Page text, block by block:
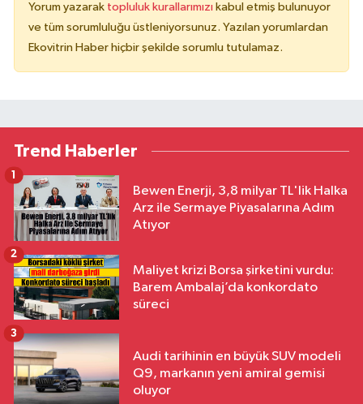
Yorum yazarak topluluk kurallarımızı kabul etmiş bulunuyor
ve tüm sorumluluğu üstleniyorsunuz. Yazılan yorumlardan
Ekovitrin Haber hiçbir şekilde sorumlu tutulamaz.
Trend Haberler
Bewen Enerji, 3,8 milyar TL'lik Halka
Arz ile Sermaye Piyasalarına Adım
Atıyor
1
Maliyet krizi Borsa şirketini vurdu:
Barem Ambalaj’da konkordato
süreci
2
Audi tarihinin en büyük SUV modeli
Q9, markanın yeni amiral gemisi
oluyor
3